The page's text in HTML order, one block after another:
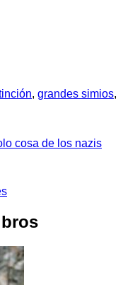
, grandes simios,
cosa de los nazis